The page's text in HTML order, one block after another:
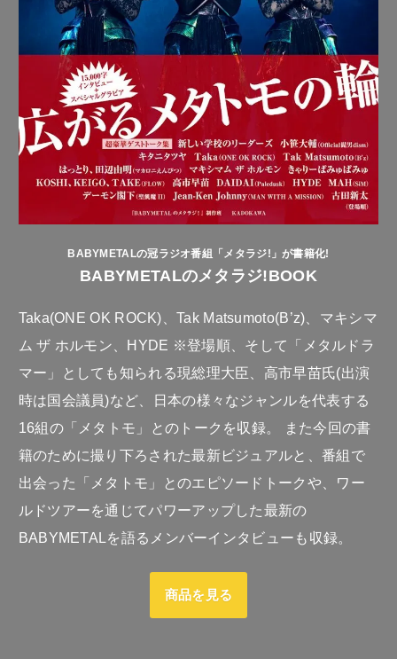
BABYMETALの冠ラジオ番組「メタラジ!」が書籍化!
BABYMETALのメタラジ!BOOK
Taka(ONE OK ROCK)、Tak Matsumoto(B’z)、マキシマ
ム ザ ホルモン、HYDE ※登場順、そして「メタルドラ
マー」としても知られる現総理大臣、高市早苗氏(出演
時は国会議員)など、日本の様々なジャンルを代表する
16組の「メタトモ」とのトークを収録。 また今回の書
籍のために撮り下ろされた最新ビジュアルと、番組で
出会った「メタトモ」とのエピソードトークや、ワー
ルドツアーを通じてパワーアップした最新の
BABYMETALを語るメンバーインタビューも収録。
商品を見る